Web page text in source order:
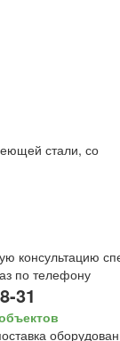
стали, со
консультацию
по телефону
31